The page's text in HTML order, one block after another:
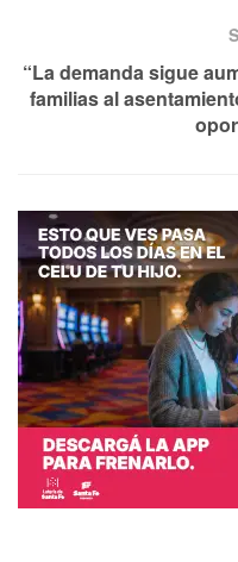
“La demanda sigue
familias al